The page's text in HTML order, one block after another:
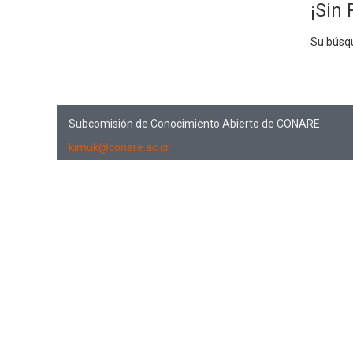
¡Sin
Su
Subcomisión de Conocimiento Abierto de CONARE
kimuk@conare.ac.cr